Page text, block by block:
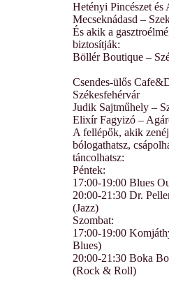
Hetényi Pincészet és
Mecseknádasd –
És akik a
biztosítják:
Böllér Boutique –
Csendes-ülős
Székesfehérvár
Judik Sajtműhely –
Elixír Fagyizó –
A fellépők, akik
bólogathatsz,
táncolhatsz:
Péntek:
17:00-19:00 Blues
20:00-21:30 Dr.
(Jazz)
Szombat:
17:00-19:00
Blues)
20:00-21:30 Boka
(Rock & Roll)